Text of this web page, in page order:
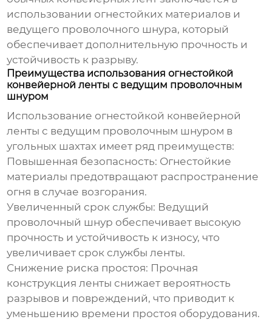
использовании огнестойких материалов и
ведущего проволочного шнура, который
обеспечивает дополнительную прочность и
устойчивость к разрыву.
Преимущества использования огнестойкой
конвейерной ленты с ведущим проволочным
шнуром
Использование огнестойкой конвейерной
ленты с ведущим проволочным шнуром в
угольных шахтах имеет ряд преимуществ:
Повышенная безопасность: Огнестойкие
материалы предотвращают распространение
огня в случае возгорания.
Увеличенный срок службы: Ведущий
проволочный шнур обеспечивает высокую
прочность и устойчивость к износу, что
увеличивает срок службы ленты.
Снижение риска простоя: Прочная
конструкция ленты снижает вероятность
разрывов и повреждений, что приводит к
уменьшению времени простоя оборудования.